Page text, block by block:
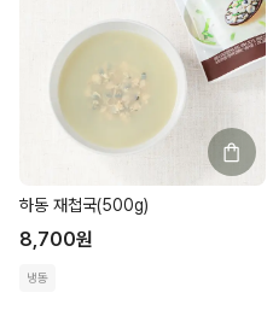
하동 재첩국(500g)
8,700원
냉동